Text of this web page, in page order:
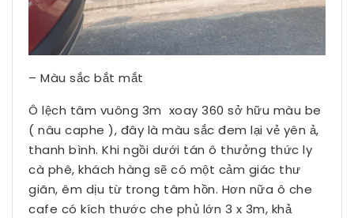
– Màu sắc bắt mắt
Ô lệch tâm vuông 3m xoay 360 sở hữu màu be
( nâu caphe ), đây là màu sắc đem lại vẻ yên ả,
thanh bình. Khi ngồi dưới tán ô thưởng thức ly
cà phê, khách hàng sẽ có một cảm giác thư
giãn, êm dịu từ trong tâm hồn. Hơn nữa ô che
cafe có kích thước che phủ lớn 3 x 3m, khả